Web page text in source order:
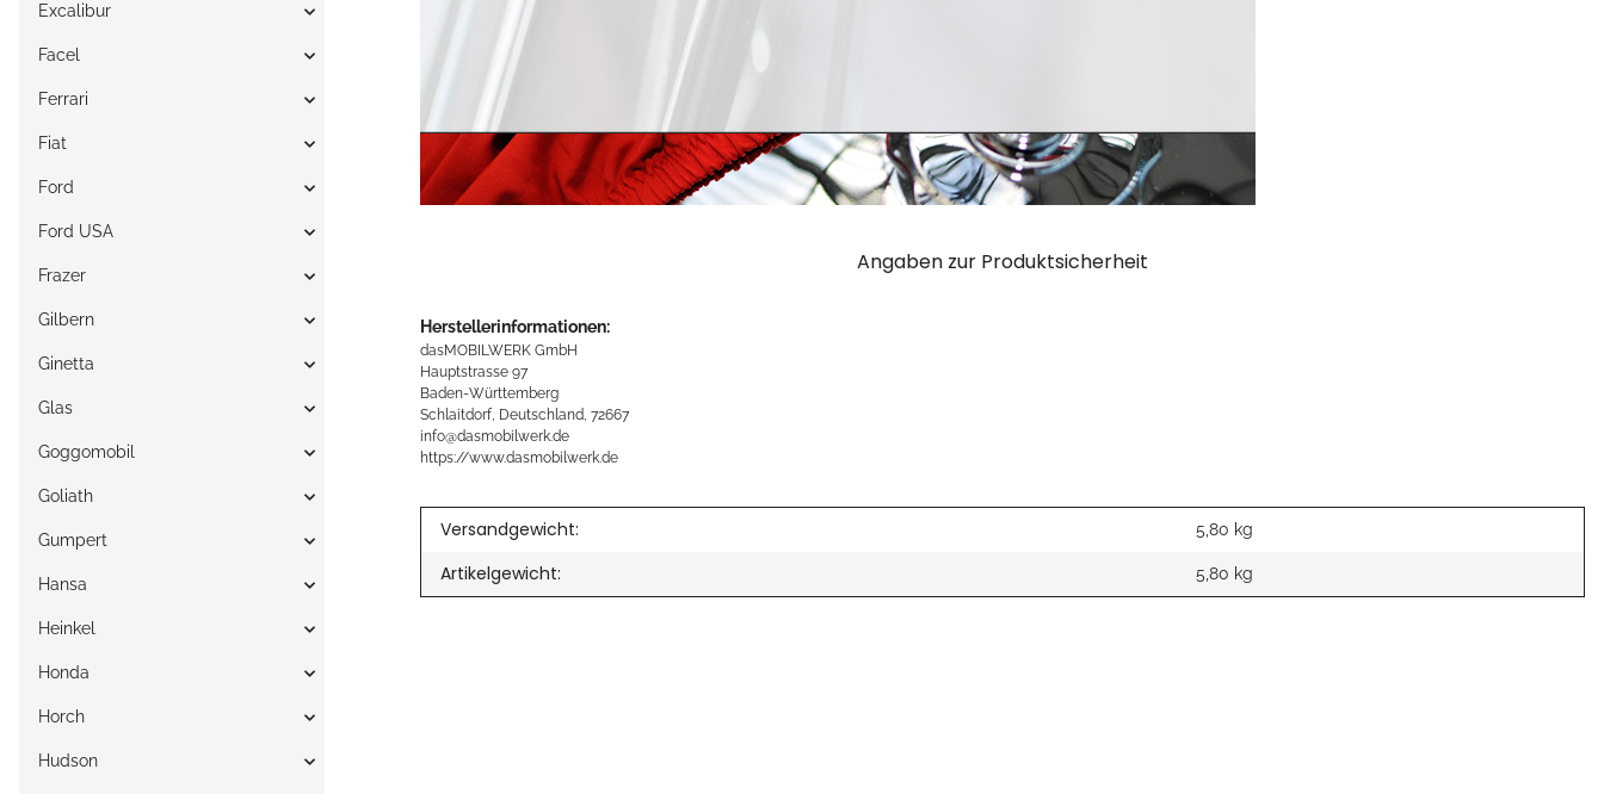
Angaben zur Produktsicherheit
Herstellerinformationen:
dasMOBILWERK GmbH
Hauptstrasse 97
Baden-Württemberg
Schlaitdorf, Deutschland, 72667
info@dasmobilwerk.de
https://www.dasmobilwerk.de
Versandgewicht: 5,80 kg
Artikelgewicht: 5,80 kg
Excalibur
Facel
Ferrari
Fiat
Ford
Ford USA
Frazer
Gilbern
Ginetta
Glas
Goggomobil
Goliath
Gumpert
Hansa
Heinkel
Honda
Horch
Hudson